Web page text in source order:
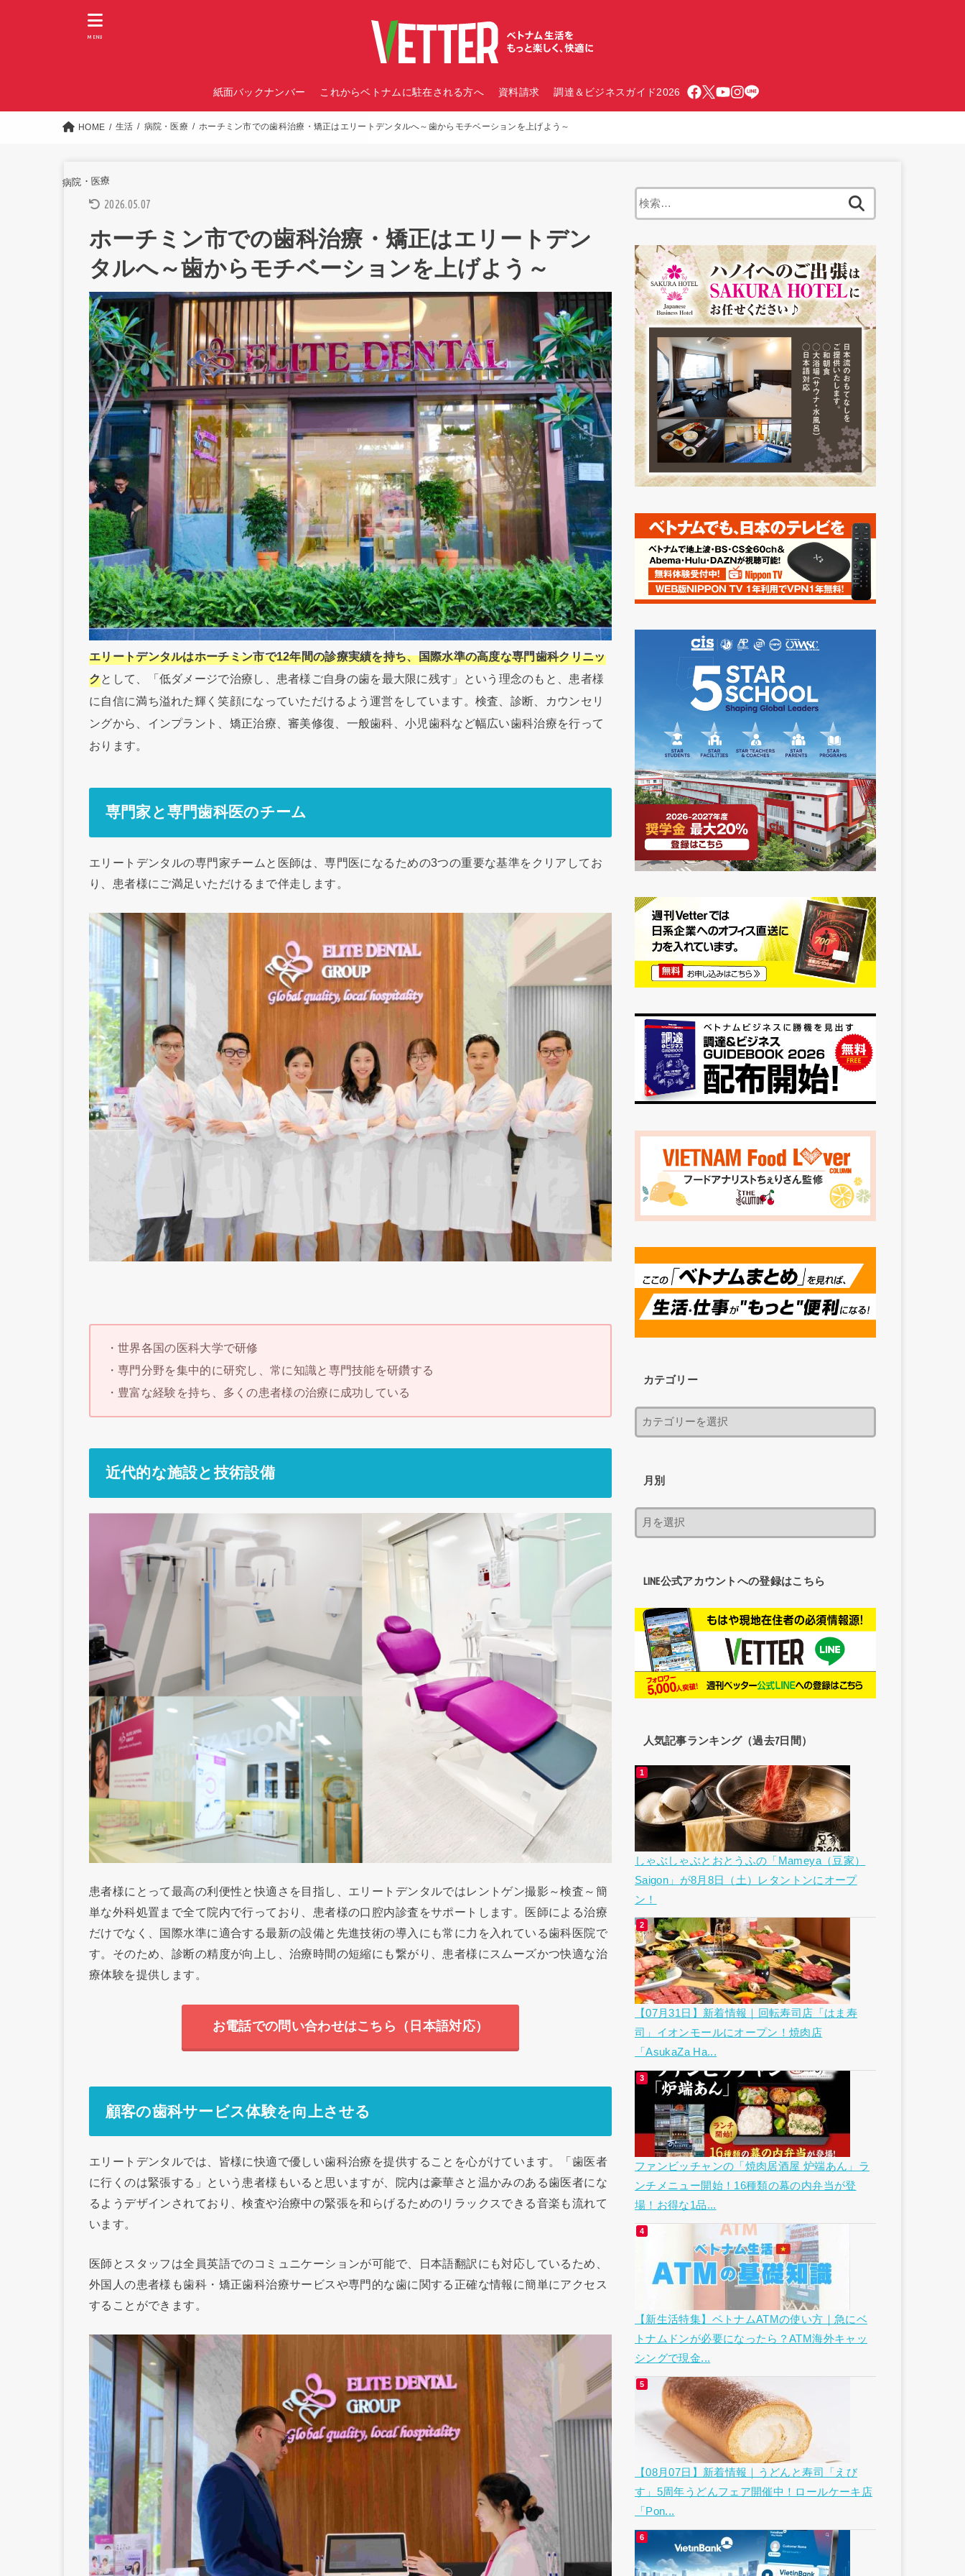
紙面バックナンバー これからベトナムに駐在される方へ 資料請求 調達＆ビジネスガイド2026
MENU
HOME 生活 病院・医療 ホーチミン市での歯科治療・矯正はエリートデンタルへ～歯からモチベーションを上げよう～
病院・医療
2026.05.07
ホーチミン市での歯科治療・矯正はエリートデン
タルへ～歯からモチベーションを上げよう～
エリートデンタルはホーチミン市で12年間の診療実績を持ち、国際水準の高度な専門歯科クリニッ
クとして、「低ダメージで治療し、患者様ご自身の歯を最大限に残す」という理念のもと、患者様
に自信に満ち溢れた輝く笑顔になっていただけるよう運営をしています。検査、診断、カウンセリ
ングから、インプラント、矯正治療、審美修復、一般歯科、小児歯科など幅広い歯科治療を行って
おります。
専門家と専門歯科医のチーム
エリートデンタルの専門家チームと医師は、専門医になるための3つの重要な基準をクリアしてお
り、患者様にご満足いただけるまで伴走します。
・世界各国の医科大学で研修
・専門分野を集中的に研究し、常に知識と専門技能を研鑽する
・豊富な経験を持ち、多くの患者様の治療に成功している
近代的な施設と技術設備
患者様にとって最高の利便性と快適さを目指し、エリートデンタルではレントゲン撮影～検査～簡
単な外科処置まで全て院内で行っており、患者様の口腔内診査をサポートします。医師による治療
だけでなく、国際水準に適合する最新の設備と先進技術の導入にも常に力を入れている歯科医院で
す。そのため、診断の精度が向上し、治療時間の短縮にも繋がり、患者様にスムーズかつ快適な治
療体験を提供します。
お電話での問い合わせはこちら（日本語対応）
顧客の歯科サービス体験を向上させる
エリートデンタルでは、皆様に快適で優しい歯科治療を提供することを心がけています。「歯医者
に行くのは緊張する」という患者様もいると思いますが、院内は豪華さと温かみのある歯医者にな
るようデザインされており、検査や治療中の緊張を和らげるためのリラックスできる音楽も流れて
います。
医師とスタッフは全員英語でのコミュニケーションが可能で、日本語翻訳にも対応しているため、
外国人の患者様も歯科・矯正歯科治療サービスや専門的な歯に関する正確な情報に簡単にアクセス
することができます。
カテゴリー
月別
LINE公式アカウントへの登録はこちら
人気記事ランキング（過去7日間）
しゃぶしゃぶとおとうふの「Mameya（豆家）
Saigon」が8月8日（土）レタントンにオープ
ン！
【07月31日】新着情報｜回転寿司店「はま寿
司」イオンモールにオープン！焼肉店
「AsukaZa Ha...
ファンビッチャンの「焼肉居酒屋 炉端あん」ラ
ンチメニュー開始！16種類の幕の内弁当が登
場！お得な1品...
【新生活特集】ベトナムATMの使い方｜急にベ
トナムドンが必要になったら？ATM海外キャッ
シングで現金...
【08月07日】新着情報｜うどんと寿司「えび
す」5周年うどんフェア開催中！ロールケーキ店
「Pon...